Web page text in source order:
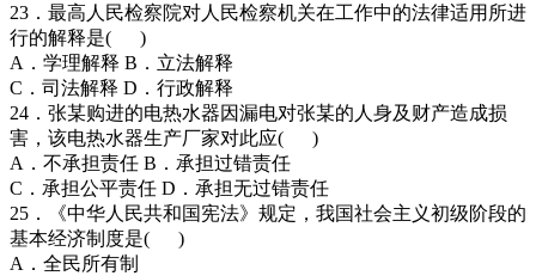
23．最高人民检察院对人民检察机关在工作中的法律适用所进
行的解释是( )
A．学理解释 B．立法解释
C．司法解释 D．行政解释
24．张某购进的电热水器因漏电对张某的人身及财产造成损
害，该电热水器生产厂家对此应( )
A．不承担责任 B．承担过错责任
C．承担公平责任 D．承担无过错责任
25．《中华人民共和国宪法》规定，我国社会主义初级阶段的
基本经济制度是( )
A．全民所有制